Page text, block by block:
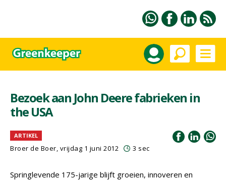
Bezoek aan John Deere fabrieken in
the USA
ARTIKEL
Broer de Boer, vrijdag 1 juni 2012 3 sec
Springlevende 175-jarige blijft groeien, innoveren en